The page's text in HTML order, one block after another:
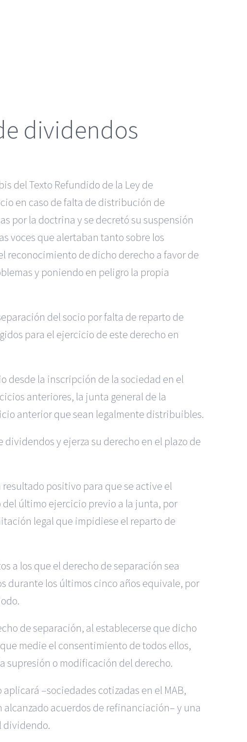
dividendos
del Texto Refundido de la Ley de
en caso de falta de distribución de
por la doctrina y se decretó su suspensión
voces que alertaban tanto sobre los
reconocimiento de dicho derecho a favor de
y poniendo en peligro la propia
del socio por falta de reparto de
para el ejercicio de este derecho en
desde la inscripción de la sociedad en el
­anteriores, la junta general de la
anterior que sean legalmente distribuibles.
y ejerza su derecho en el plazo de
positivo para que se active el
último ejercicio previo a la junta, por
legal que impidiese el reparto de
a los que el derecho de separación sea
durante los últimos cinco años equivale, por
de separación, al establecerse que dicho
medie el consentimiento de todos ellos,
supresión o modificación del derecho.
–sociedades cotizadas en el MAB,
acuerdos de refinanciación– y una
dividendo.